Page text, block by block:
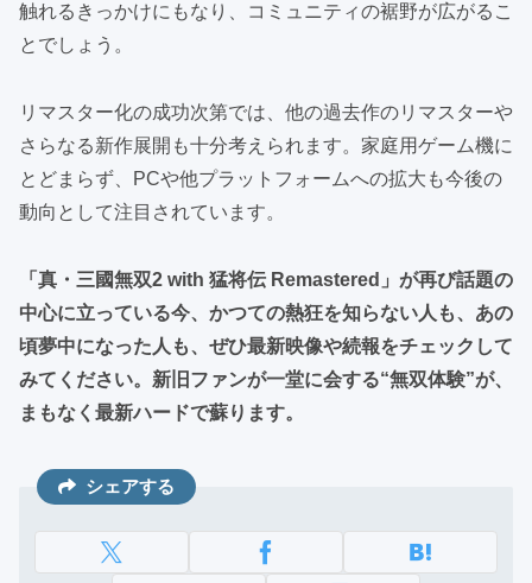
触れるきっかけにもなり、コミュニティの裾野が広がるこ
とでしょう。
リマスター化の成功次第では、他の過去作のリマスターや
さらなる新作展開も十分考えられます。家庭用ゲーム機に
とどまらず、PCや他プラットフォームへの拡大も今後の
動向として注目されています。
「真・三國無双2 with 猛将伝 Remastered」が再び話題の
中心に立っている今、かつての熱狂を知らない人も、あの
頃夢中になった人も、ぜひ最新映像や続報をチェックして
みてください。新旧ファンが一堂に会する“無双体験”が、
まもなく最新ハードで蘇ります。
シェアする